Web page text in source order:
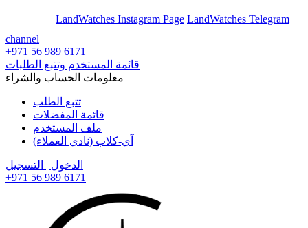
LandWatches Instagram Page LandWatches Telegram
channel
+971 56 989 6171
قائمة المستخدم وتتبع الطلبات
معلومات الحساب والشراء
تتبع الطلب
قائمة المفضلات
ملف المستخدم
آي-كلاب (نادي العملاء)
الدخول | التسجيل
+971 56 989 6171